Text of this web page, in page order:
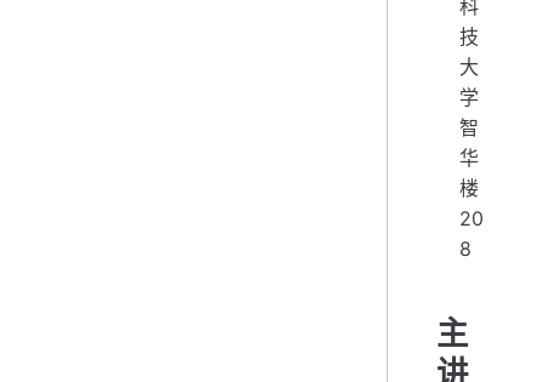
科
技
大
学
智
华
楼
20
8
主
讲